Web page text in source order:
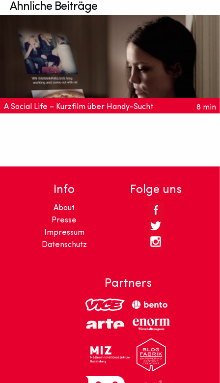
Ähnliche Beiträge
A Social Life – Kurzfilm über Handy-Sucht
8 min
Info
About
Presse
Impressum
Datenschutz
Folge uns
Partners